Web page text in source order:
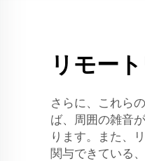
リモー
さらに、これら
ば、周囲の雑音
ります。また、
関与できている